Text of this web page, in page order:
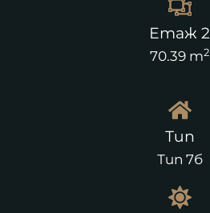
Етаж 2
70.39 m2
Тип
Тип 7б